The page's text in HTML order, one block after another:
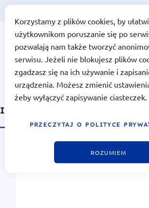
Portal Funduszy Europejskich
Fundusze
Europejskie
dla Polski
Wschodniej
Korzystamy z plików cookies, by
użytkownikom poruszanie się po
pozwalają nam także tworzyć
serwisu. Jeżeli nie blokujesz plików
zgadzasz się na ich używanie i
urządzenia. Możesz zmienić
żeby wyłączyć zapisywanie ciasteczek.
PRZECZYTAJ O POLITYCE
ROZUMIEM
Instytucje w programie FEPW
Instytucje realizujące